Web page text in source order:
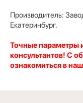
Производитель:
Екатеринбург.
Точные параметры
консультантов! С
ознакомиться в